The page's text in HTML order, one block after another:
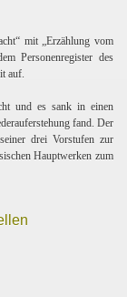
mit „Erzählung vom
Personenregister des
auf.
und es sank in einen
fand. Der
drei Vorstufen zur
Hauptwerken zum